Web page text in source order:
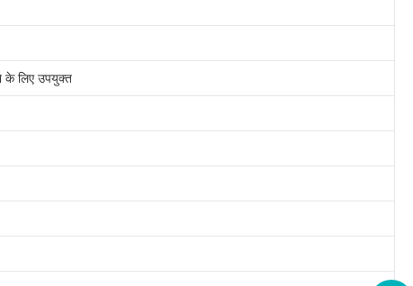
के लिए उपयुक्त